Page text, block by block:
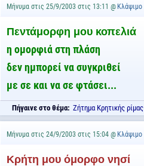
Μήνυμα στις 25/9/2003 στις 13:11 @ Κλάψιμο
Πεντάμορφη μου κοπελιά
η ομορφιά στη πλάση
δεν ημπορεί να συγκριθεί
με σε και να σε φτάσει...
Πήγαινε στο θέμα: Ζήτημα Κρητικής ρίμας
Μήνυμα στις 24/9/2003 στις 15:04 @ Κλάψιμο
Κρήτη μου όμορφο νησί